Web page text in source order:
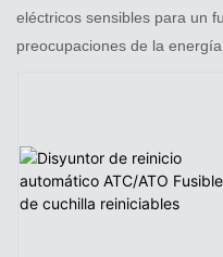
eléctricos sensibles para un
preocupaciones de la energía